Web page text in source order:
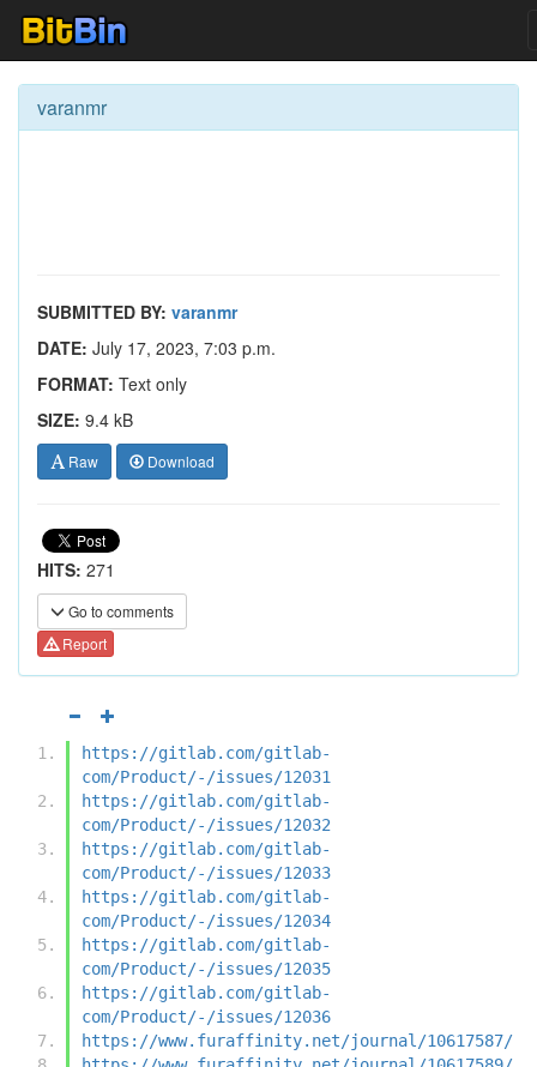
varanmr
SUBMITTED BY: varanmr
DATE: July 17, 2023, 7:03 p.m.
FORMAT: Text only
SIZE: 9.4 kB
Raw Download
HITS: 271
Go to comments
Report
https://gitlab.com/gitlab-
com/Product/-/issues/12031
https://gitlab.com/gitlab-
com/Product/-/issues/12032
https://gitlab.com/gitlab-
com/Product/-/issues/12033
https://gitlab.com/gitlab-
com/Product/-/issues/12034
https://gitlab.com/gitlab-
com/Product/-/issues/12035
https://gitlab.com/gitlab-
com/Product/-/issues/12036
https://www.furaffinity.net/journal/10617587/